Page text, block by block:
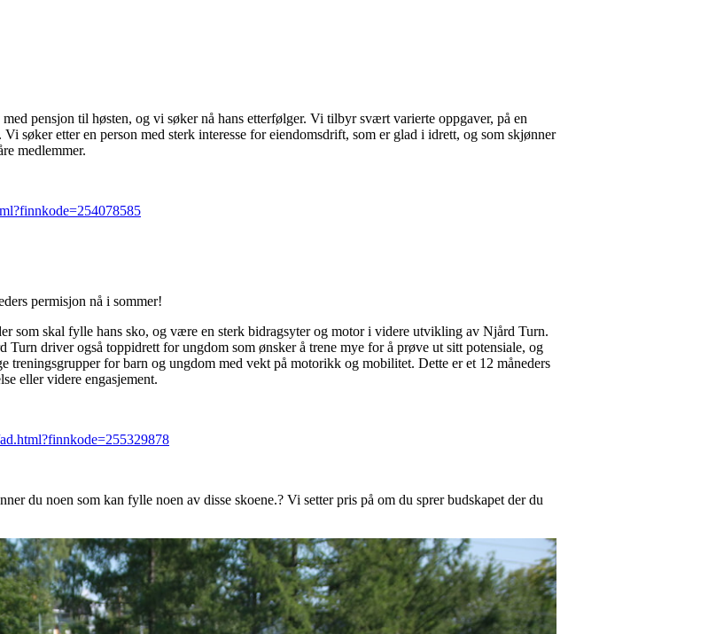
pensjon til høsten, og vi søker nå hans etterfølger. Vi tilbyr svært varierte oppgaver, på en
søker etter en person med sterk interesse for eiendomsdrift, som er glad i idrett, og som skjønner
medlemmer.
permisjon nå i sommer!
som skal fylle hans sko, og være en sterk bidragsyter og motor i videre utvikling av Njård Turn.
driver også toppidrett for ungdom som ønsker å trene mye for å prøve ut sitt potensiale, og
treningsgrupper for barn og ungdom med vekt på motorikk og mobilitet. Dette er et 12 måneders
eller videre engasjement.
du noen som kan fylle noen av disse skoene.? Vi setter pris på om du sprer budskapet der du